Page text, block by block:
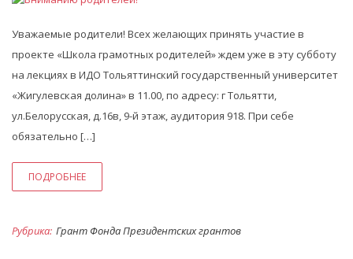
Уважаемые родители! Всех желающих принять участие в
проекте «Школа грамотных родителей» ждем уже в эту субботу
на лекциях в ИДО Тольяттинский государственный университет
«Жигулевская долина» в 11.00, по адресу: г Тольятти,
ул.Белорусская, д.16в, 9-й этаж, аудитория 918. При себе
обязательно […]
ПОДРОБНЕЕ
Рубрика: Грант Фонда Президентских грантов